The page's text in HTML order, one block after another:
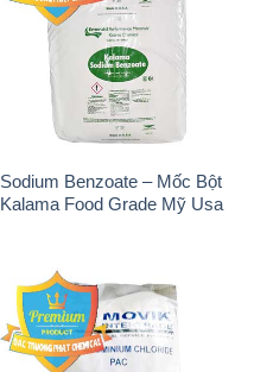
Sodium Benzoate – Mốc Bột
Kalama Food Grade Mỹ Usa